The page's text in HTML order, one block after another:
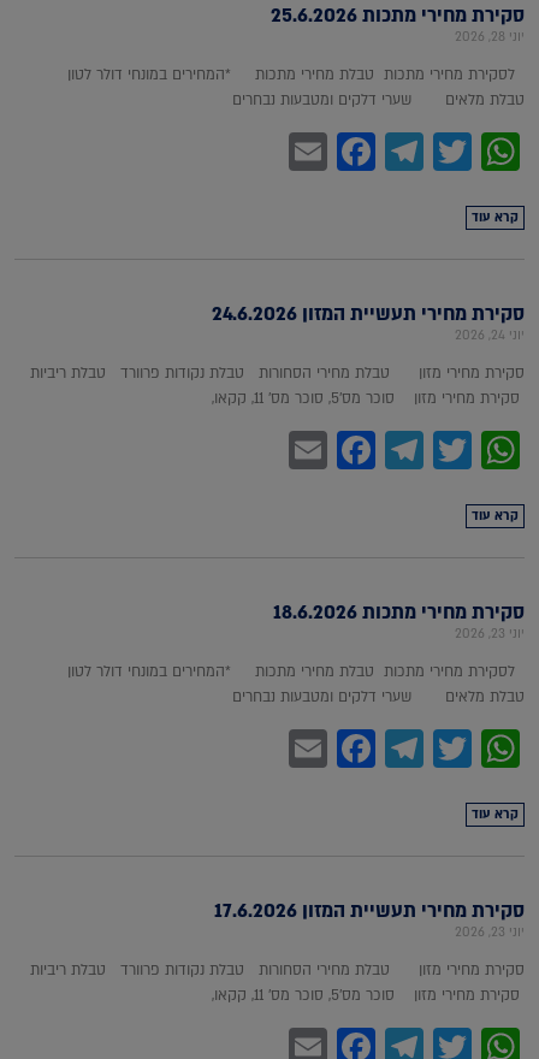
סקירת מחירי מתכות 25.6.2026
יוני 28, 2026
לסקירת מחירי מתכות טבלת מחירי מתכות *המחירים במונחי דולר לטון
טבלת מלאים שערי דלקים ומטבעות נבחרים
WhatsApp
Twitter
Telegram
Facebook
קרא עוד
סקירת מחירי תעשיית המזון 24.6.2026
יוני 24, 2026
סקירת מחירי מזון טבלת מחירי הסחורות טבלת נקודות פרוורד טבלת ריביות
סקירת מחירי מזון סוכר מס'5, סוכר מס' 11, קקאו,
WhatsApp
Twitter
Telegram
Facebook
קרא עוד
סקירת מחירי מתכות 18.6.2026
יוני 23, 2026
לסקירת מחירי מתכות טבלת מחירי מתכות *המחירים במונחי דולר לטון
טבלת מלאים שערי דלקים ומטבעות נבחרים
WhatsApp
Twitter
Telegram
Facebook
קרא עוד
סקירת מחירי תעשיית המזון 17.6.2026
יוני 23, 2026
סקירת מחירי מזון טבלת מחירי הסחורות טבלת נקודות פרוורד טבלת ריביות
סקירת מחירי מזון סוכר מס'5, סוכר מס' 11, קקאו,
WhatsApp
Twitter
Telegram
Facebook